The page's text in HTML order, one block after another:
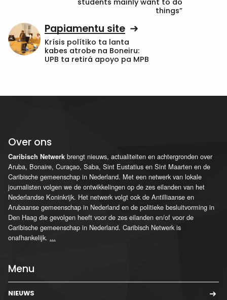
things”
Papiamentu site
Krísis polítiko ta lanta
kabes atrobe na Boneiru:
UPB ta retirá apoyo pa MPB
Over ons
Caribisch Netwerk brengt nieuws, actualiteiten en achtergronden over
Aruba, Bonaire, Curaçao, Saba, Sint Eustatius en Sint Maarten en de
Caribische gemeenschap in Nederland. Met een netwerk van lokale
journalisten volgen we de ontwikkelingen op de zes eilanden van het
Nederlandse Koninkrijk. Het netwerk volgt ook de Antilliaanse en
Arubaanse gemeenschap in Nederland en de politieke besluitvorming in
Den Haag die gevolgen heeft voor de zes eilanden en/of voor de
Caribische gemeenschap in Nederland. Caribisch Netwerk is
onafhankelijk. ...
Menu
NIEUWS